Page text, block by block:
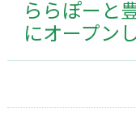
ららぽーと
にオープン